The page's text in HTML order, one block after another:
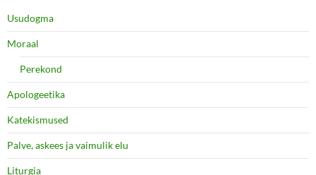
Usudogma
Moraal
Perekond
Apologeetika
Katekismused
Palve, askees ja vaimulik elu
Liturgia